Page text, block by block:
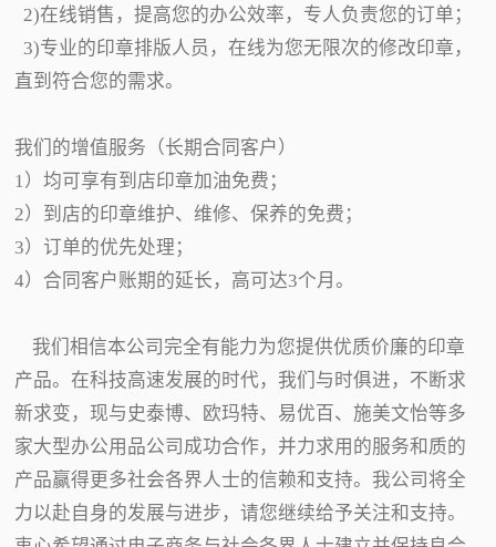
2)在线销售，提高您的办公效率，专人负责您的订单；
3)专业的印章排版人员，在线为您无限次的修改印章，
直到符合您的需求。
我们的增值服务（长期合同客户）
1）均可享有到店印章加油免费；
2）到店的印章维护、维修、保养的免费；
3）订单的优先处理；
4）合同客户账期的延长，高可达3个月。
我们相信本公司完全有能力为您提供优质价廉的印章
产品。在科技高速发展的时代，我们与时俱进，不断求
新求变，现与史泰博、欧玛特、易优百、施美文怡等多
家大型办公用品公司成功合作，并力求用的服务和质的
产品赢得更多社会各界人士的信赖和支持。我公司将全
力以赴自身的发展与进步，请您继续给予关注和支持。